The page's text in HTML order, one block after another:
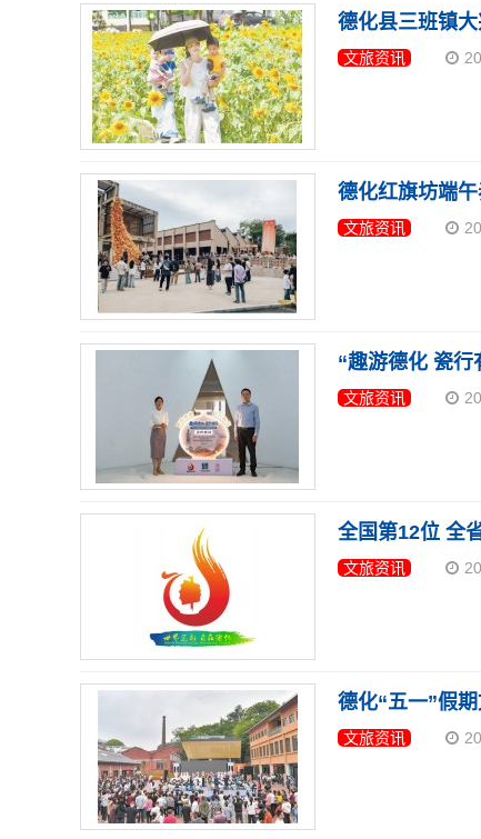
德化县三班镇
文旅资讯
德化红旗坊端
文旅资讯
“趣游德化 瓷
文旅资讯
全国第12位 全
文旅资讯
德化“五一”假
文旅资讯